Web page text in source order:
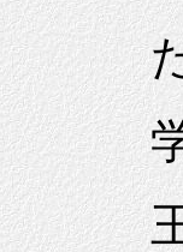
たゞ
学
王女